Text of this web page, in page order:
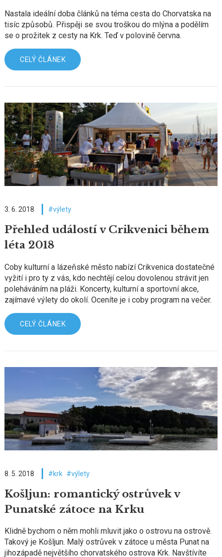
Nastala ideální doba článků na téma cesta do Chorvatska na
tisíc způsobů. Přispěji se svou troškou do mlýna a podělím
se o prožitek z cesty na Krk. Teď v polovině června.
CELÝ ČLÁNEK
3. 6. 2018 výlety
Přehled událostí v Crikvenici během
léta 2018
Coby kulturní a lázeňské město nabízí Crikvenica dostatečné
vyžití i pro ty z vás, kdo nechtějí celou dovolenou strávit jen
poleháváním na pláži. Koncerty, kulturní a sportovní akce,
zajímavé výlety do okolí. Oceníte je i coby program na večer.
CELÝ ČLÁNEK
8. 5. 2018 krk výlety
Košljun: romantický ostrůvek v
Punatské zátoce na Krku
Klidně bychom o něm mohli mluvit jako o ostrovu na ostrově.
Takový je Košljun. Malý ostrůvek v zátoce u města Punat na
jihozápadě největšího chorvatského ostrova Krk. Navštívíte